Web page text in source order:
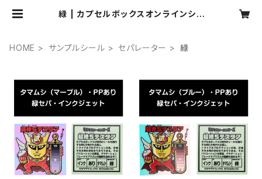
緑 | カプセルボックスオンラインショ
HOME サンプルシール セパレーター 緑